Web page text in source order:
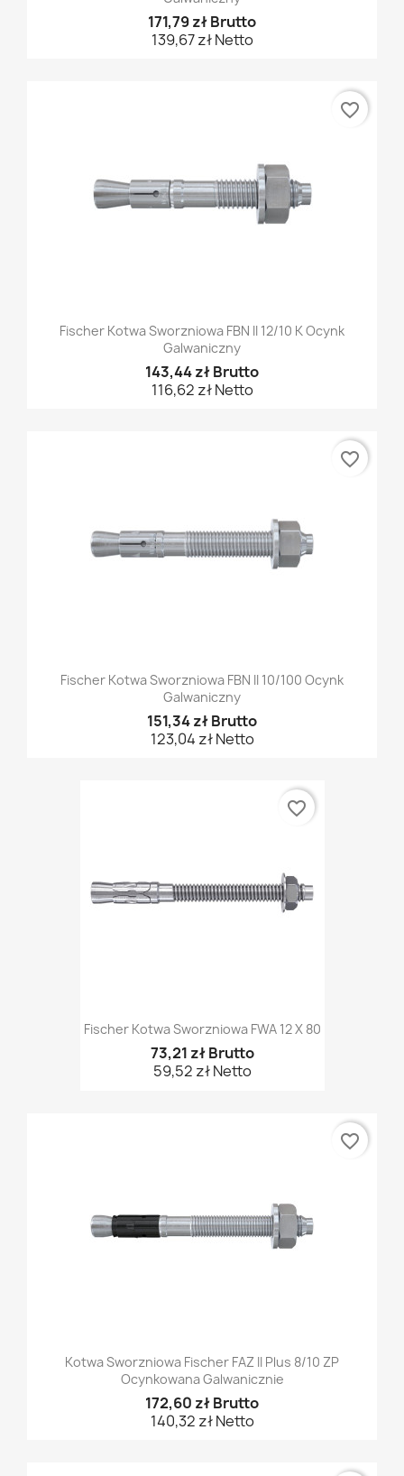
171,79 zł Brutto
139,67 zł Netto
Fischer Kotwa Sworzniowa FBN II 12/10 K Ocynk
Galwaniczny
143,44 zł Brutto
116,62 zł Netto
favorite_border
Fischer Kotwa Sworzniowa FBN II 10/100 Ocynk
Galwaniczny
151,34 zł Brutto
123,04 zł Netto
favorite_border
Fischer Kotwa Sworzniowa FWA 12 X 80
73,21 zł Brutto
59,52 zł Netto
favorite_border
Kotwa Sworzniowa Fischer FAZ II Plus 8/10 ZP
Ocynkowana Galwanicznie
172,60 zł Brutto
140,32 zł Netto
favorite_border